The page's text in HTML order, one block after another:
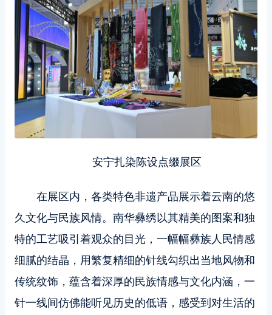
安宁扎染陈设点缀展区
在展区内，各类特色非遗产品展示着云南的悠
久文化与民族风情。南华彝绣以其精美的图案和独
特的工艺吸引着观众的目光，一幅幅彝族人民情感
细腻的结晶，用繁复精细的针线勾织出当地风物和
传统纹饰，蕴含着深厚的民族情感与文化内涵，一
针一线间仿佛能听见历史的低语，感受到对生活的